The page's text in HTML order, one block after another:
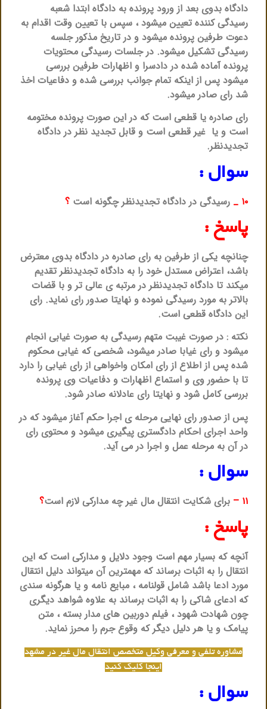
دادگاه بدوی بعد از ورود پرونده به دادگاه ابتدا شعبه
رسیدگی کننده تعیین میشود ، سپس با تعیین وقت اقدام به
دعوت طرفین پرونده میشود و در تاریخ مذکور جلسه
رسیدگی تشکیل میشود. در جلسات رسیدگی محتویات
پرونده آماده شده در دادسرا و اظهارات طرفین بررسی
میشود پس از اینکه تمام جوانب بررسی شده و دفاعیات اخذ
شد رای صادر میشود.
رای صادره یا قطعی است که در این صورت پرونده مختومه
است و یا غیر قطعی است و قابل تجدید نظر در دادگاه
تجدیدنظر.
سوال :
۱۰ _ رسیدگی در دادگاه تجدیدنظر چگونه است ؟
پاسخ :
چنانچه یکی از طرفین به رای صادره در دادگاه بدوی معترض
باشد، اعتراض مستدل خود را به دادگاه تجدیدنظر تقدیم
میکند تا دادگاه تجدیدنظر در مرتبه ی عالی تر و با قضات
بالاتر به مورد رسیدگی نموده و نهایتا صدور رای نماید. رای
این دادگاه قطعی است.
نکته : در صورت غیبت متهم رسیدگی به صورت غیابی انجام
میشود و رای غیابا صادر میشود، شخصی که غیابی محکوم
شده پس از اطلاع از رای امکان واخواهی از رای غیابی را دارد
تا با حضور وی و استماع اظهارات و دفاعیات وی پرونده
بررسی کامل شود و نهایتا رای عادلانه صادر شود.
پس از صدور رای نهایی مرحله ی اجرا حکم آغاز میشود که در
واحد اجرای احکام دادگستری پیگیری میشود و محتوی رای
در آن به مرحله عمل و اجرا در می آید.
سوال :
۱۱ – برای شکایت انتقال مال غیر چه مدارکی لازم است؟
پاسخ :
آنچه که بسیار مهم است وجود دلایل و مدارکی است که این
انتقال را به اثبات برساند که مهمترین آن میتواند دلیل انتقال
مورد ادعا باشد شامل قولنامه ، مبایع نامه و یا هرگونه سندی
که ادعای شاکی را به اثبات برساند به علاوه شواهد دیگری
چون شهادت شهود ، فیلم دوربین های مدار بسته ، متن
پیامک و یا هر دلیل دیگر که وقوع جرم را محرز نماید.
مشاوره تلفی و معرفی وکیل متخصص انتقال مال غیر در مشهد
اینجا کلیک کنید
سوال :